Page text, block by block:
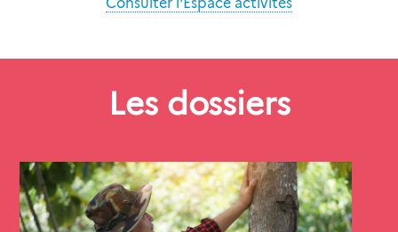
Les dossiers